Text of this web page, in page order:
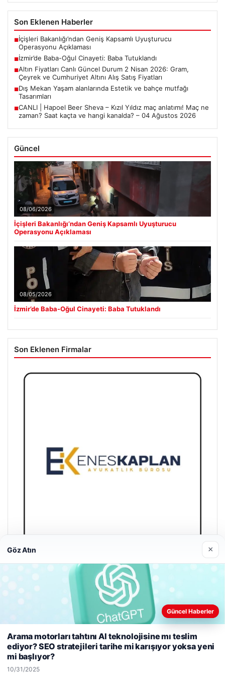
Son Eklenen Haberler
■İçişleri Bakanlığı’ndan Geniş Kapsamlı Uyuşturucu
Operasyonu Açıklaması
■İzmir’de Baba-Oğul Cinayeti: Baba Tutuklandı
■Altın Fiyatları Canlı Güncel Durum 2 Nisan 2026: Gram,
Çeyrek ve Cumhuriyet Altını Alış Satış Fiyatları
■Dış Mekan Yaşam alanlarında Estetik ve bahçe mutfağı
Tasarımları
■CANLI | Hapoel Beer Sheva – Kızıl Yıldız maç anlatımı! Maç ne
zaman? Saat kaçta ve hangi kanalda? – 04 Ağustos 2026
Güncel
08/06/2026
İçişleri Bakanlığı’ndan Geniş Kapsamlı Uyuşturucu
Operasyonu Açıklaması
08/05/2026
İzmir’de Baba-Oğul Cinayeti: Baba Tutuklandı
Son Eklenen Firmalar
Enes Kaplan Avukatlık Bürosu
© 2026 Web Okur – Güncel Haberler
deneyiminizi kişiselleştirmek ve geliştirmek amacıyla çerezler
kullanıyoruz.Çerez Politikamız
Reddet
Göz Atın ×
Güncel Haberler
Arama motorları tahtını AI teknolojisine mı teslim
ediyor? SEO stratejileri tarihe mi karışıyor yoksa yeni
mi başlıyor?
10/31/2025